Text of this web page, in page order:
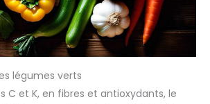
légumes verts
C et K, en fibres et antioxydants, le